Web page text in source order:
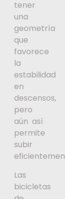
tener
una
geometría
que
favorece
la
estabilidad
en
descensos,
pero
aún así
permite
subir
Las
bicicletas